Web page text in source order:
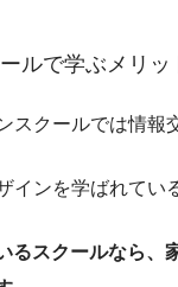
ルで学ぶメリ
スクールでは情報
インを学ばれてい
るスクールなら、